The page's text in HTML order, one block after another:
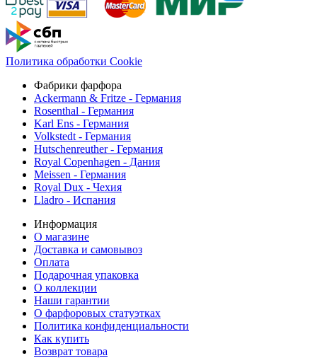
Политика обработки Cookie
Фабрики фарфора
Ackermann & Fritze - Германия
Rosenthal - Германия
Karl Ens - Германия
Volkstedt - Германия
Hutschenreuther - Германия
Royal Copenhagen - Дания
Meissen - Германия
Royal Dux - Чехия
Lladro - Испания
Информация
О магазине
Доставка и самовывоз
Оплата
Подарочная упаковка
О коллекции
Наши гарантии
О фарфоровых статуэтках
Политика конфиденциальности
Как купить
Возврат товара